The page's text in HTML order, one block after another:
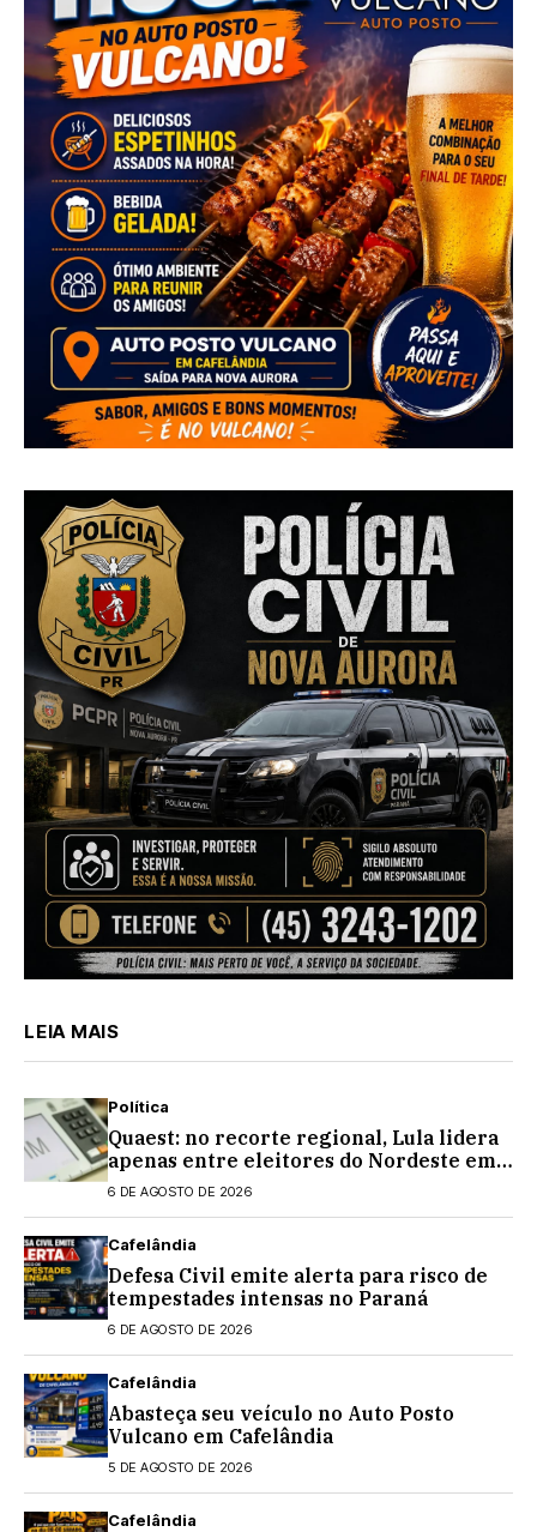
LEIA MAIS
Política
Quaest: no recorte regional, Lula lidera
apenas entre eleitores do Nordeste em
eventual 2º turno contra Flávio
6 DE AGOSTO DE 2026
Cafelândia
Defesa Civil emite alerta para risco de
tempestades intensas no Paraná
6 DE AGOSTO DE 2026
Cafelândia
Abasteça seu veículo no Auto Posto
Vulcano em Cafelândia
5 DE AGOSTO DE 2026
Cafelândia